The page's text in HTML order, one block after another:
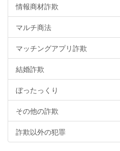
情報商材詐欺
マルチ商法
マッチングアプリ詐欺
結婚詐欺
ぼったっくり
その他の詐欺
詐欺以外の犯罪